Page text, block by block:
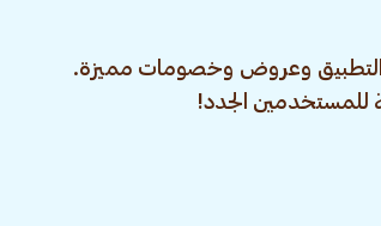
التطبيق وعروض وخصومات مميزة.
للمستخدمين الجدد!